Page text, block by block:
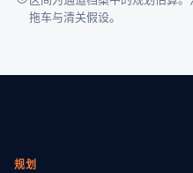
拖车与清关假设。
规划